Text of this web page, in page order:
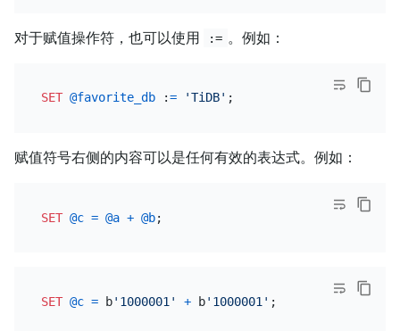
对于赋值操作符，也可以使用 := 。例如：
SET @favorite_db := 'TiDB'
赋值符号右侧的内容可以是任何有效的表达式。例如：
SET @c = @a + @b
SET @c = b'1000001' + b'1000001'